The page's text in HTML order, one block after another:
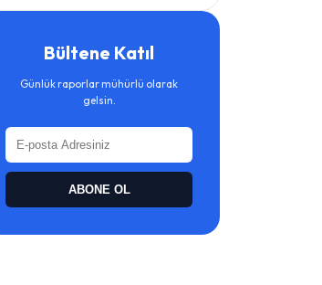
Bültene Katıl
Günlük raporlar mühürlü olarak
gelsin.
ABONE OL